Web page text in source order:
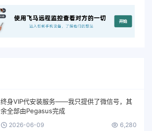
终身VIP代安装服务——我只提供了微信号，其
余全部由Pegasus完成
2026-06-09 6,280